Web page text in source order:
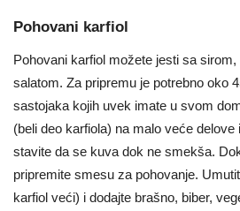
Pohovani karfiol
Pohovani karfiol možete jesti sa
salatom. Za pripremu je potrebno oko
sastojaka kojih uvek imate u svom
(beli deo karfiola) na malo veće delove
stavite da se kuva dok ne smekša.
pripremite smesu za pohovanje.
karfiol veći) i dodajte brašno, biber,